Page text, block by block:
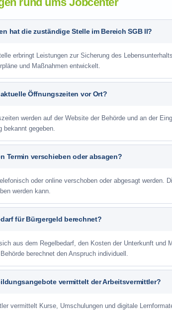
hat die zuständige Stelle im Bereich SGB II?
erbringt Leistungen zur Sicherung des
und Maßnahmen entwickelt.
Öffnungszeiten vor Ort?
werden auf der Website der Behörde und an der
bekannt gegeben.
Termin verschieben oder absagen?
oder online verschoben oder abgesagt werden.
werden kann.
für Bürgergeld berechnet?
aus dem Regelbedarf, den Kosten der Unterkunft und
berechnet den Anspruch individuell.
vermittelt der Arbeitsvermittler?
vermittelt Kurse, Umschulungen und digitale